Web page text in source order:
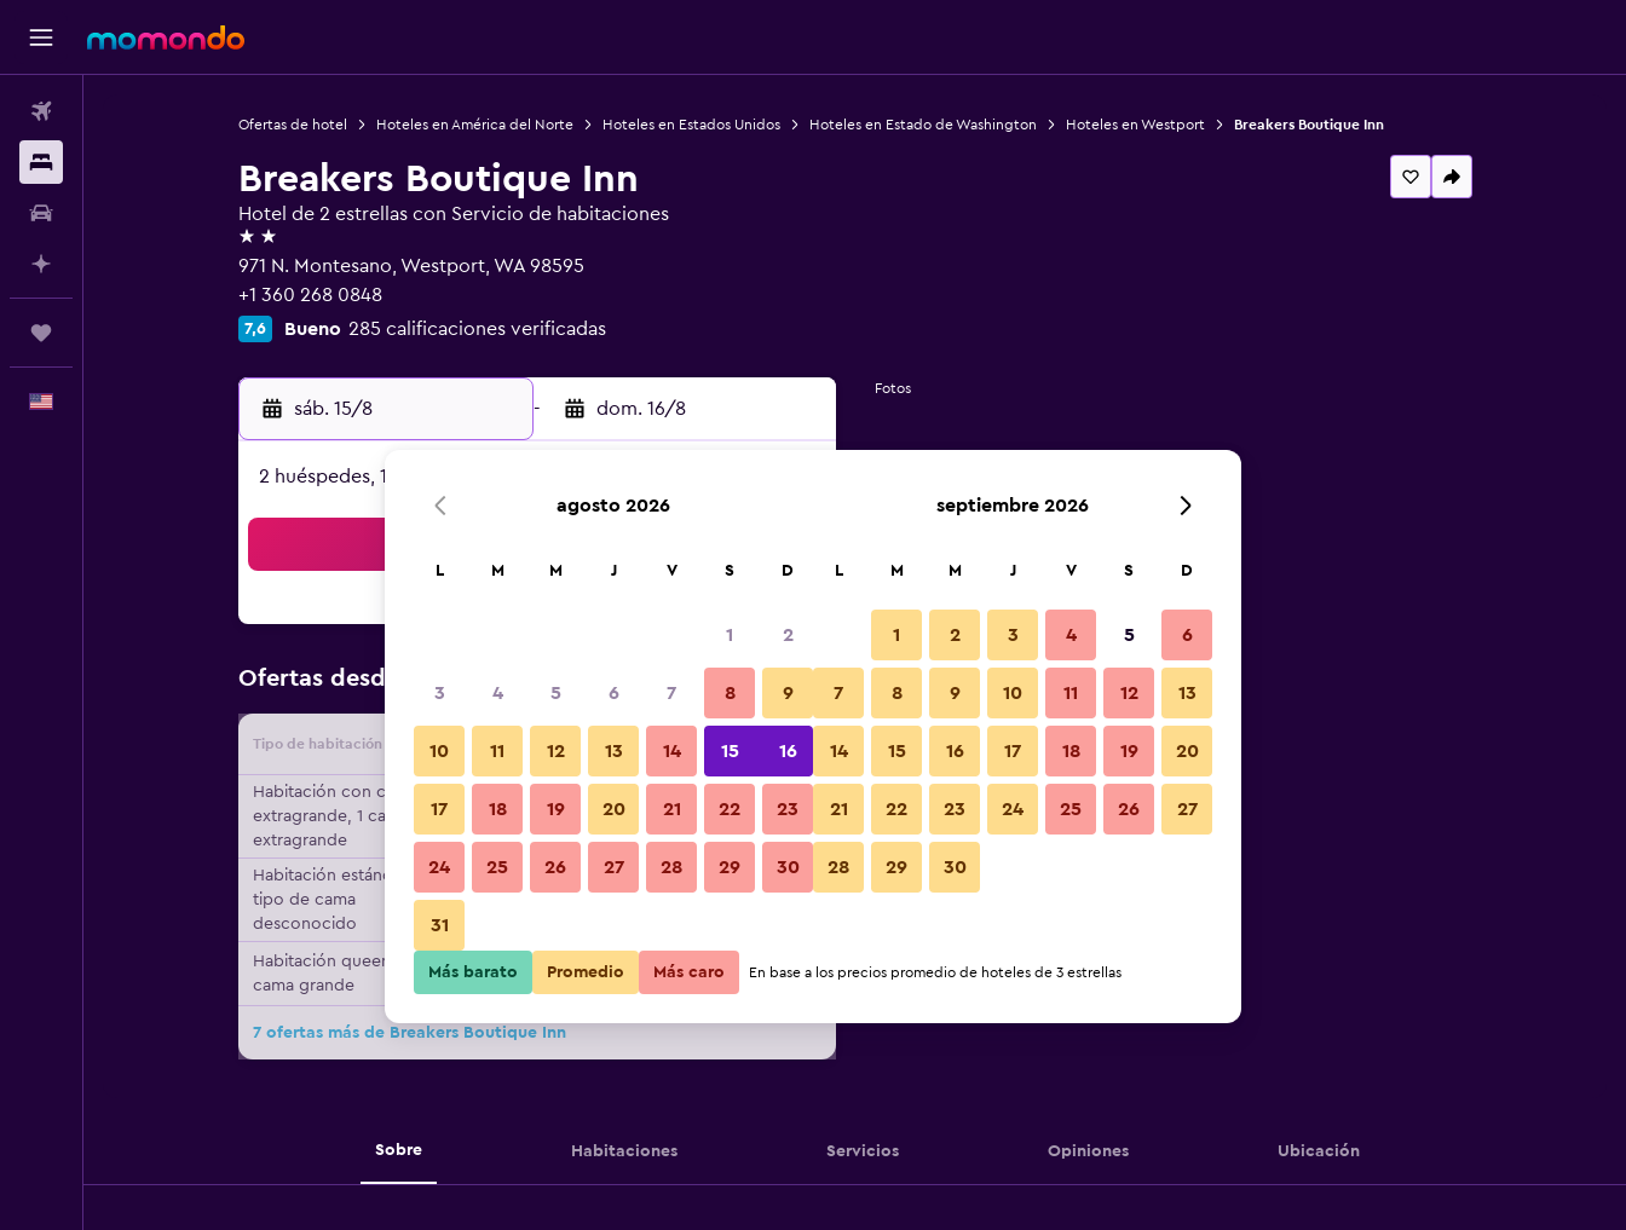
Ofertas de hotel Hoteles en América del Norte Hoteles en Estados Unidos Hoteles en Estado de Washington Hoteles en Westport Breakers Boutique Inn
Breakers Boutique Inn
Hotel de 2 estrellas con Servicio de habitaciones
2 estrellas
971 N. Montesano, Westport, WA 98595
+1 360 268 0848
7,6 Bueno 285 calificaciones verificadas
sáb. 15/8 - dom. 16/8
2 huéspedes, 1 habitación
Ofertas desde Oferta más barata de precio por noche
Tipo de habitación Proveedor Total noche
Habitación con cama
extragrande, 1 cama
extragrande
$116 Ver oferta
Habitación estándar,
tipo de cama
desconocido
Habitación queen, 1
cama grande
$159 Ver oferta
7 ofertas más de Breakers Boutique Inn
Fotos
Sobre Habitaciones Servicios Opiniones Ubicación
agosto 2026
L M M J V S D
1 2
3 4 5 6 7 8 9
10 11 12 13 14 15 16
17 18 19 20 21 22 23
24 25 26 27 28 29 30
31
septiembre 2026
L M M J V S D
1 2 3 4 5 6
7 8 9 10 11 12 13
14 15 16 17 18 19 20
21 22 23 24 25 26 27
28 29 30
Más barato Promedio Más caro En base a los precios promedio de hoteles de 3 estrellas